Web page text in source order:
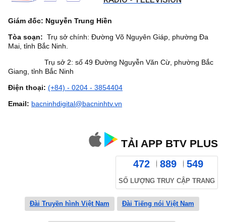
Giám đốc: Nguyễn Trung Hiền
Tòa soạn: Trụ sở chính: Đường Võ Nguyên Giáp, phường Đa
Mai, tỉnh Bắc Ninh.
Trụ sở 2: số 49 Đường Nguyễn Văn Cừ, phường Bắc
Giang, tỉnh Bắc Ninh
Điện thoại: (+84) - 0204 - 3854404
Email: bacninhdigital@bacninhtv.vn
TẢI APP BTV PLUS
472 889 549
SỐ LƯỢNG TRUY CẬP TRANG
Đài Truyền hình Việt Nam Đài Tiếng nói Việt Nam